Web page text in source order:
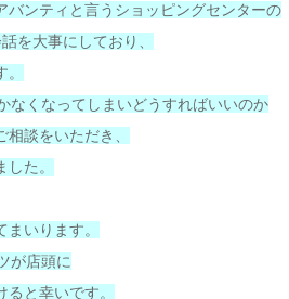
ンティと言うショッピングセンターの
を大事にしており、
なくなってしまいどうすればいいのか
談をいただき、
た。
いります。
が店頭に
と幸いです。